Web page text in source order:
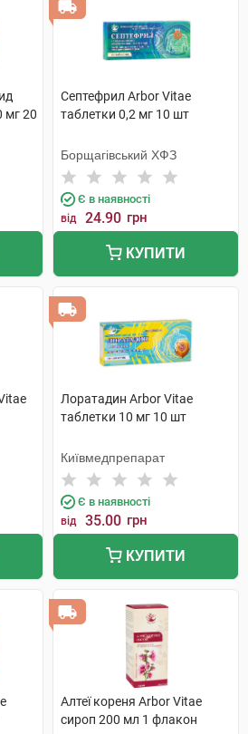
мг 20
Септефрил Arbor Vitae
таблетки 0,2 мг 10 шт
Борщагівський ХФЗ
Є в наявності
від 24.90 грн
КУПИТИ
Лоратадин Arbor Vitae
таблетки 10 мг 10 шт
Київмедпрепарат
Є в наявності
від 35.00 грн
КУПИТИ
Алтеї кореня Arbor Vitae
сироп 200 мл 1 флакон